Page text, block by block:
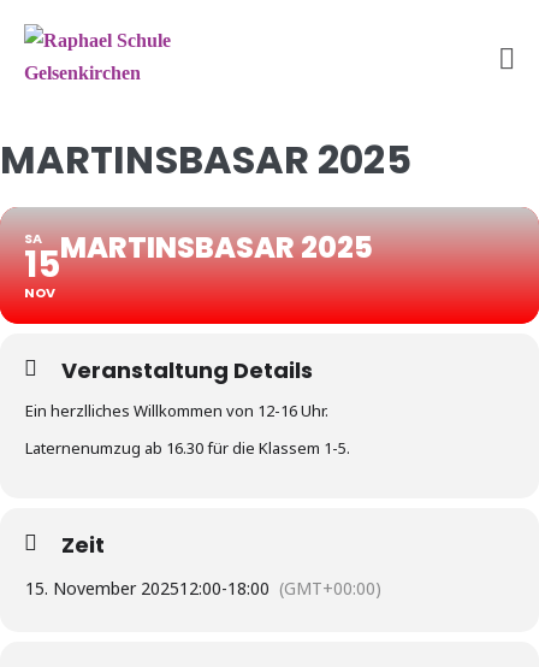
Inhalt
springen
MARTINSBASAR 2025
SA
15
NOV
MARTINSBASAR 2025
Veranstaltung Details
Ein herzlliches Willkommen von 12-16 Uhr.
Laternenumzug ab 16.30 für die Klassem 1-5.
Zeit
15. November 202512:00-18:00 (GMT+00:00)